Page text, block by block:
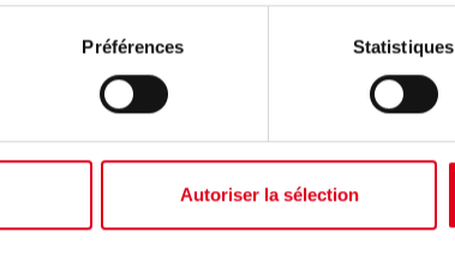
Préférences Statistiques
Autoriser la sélection